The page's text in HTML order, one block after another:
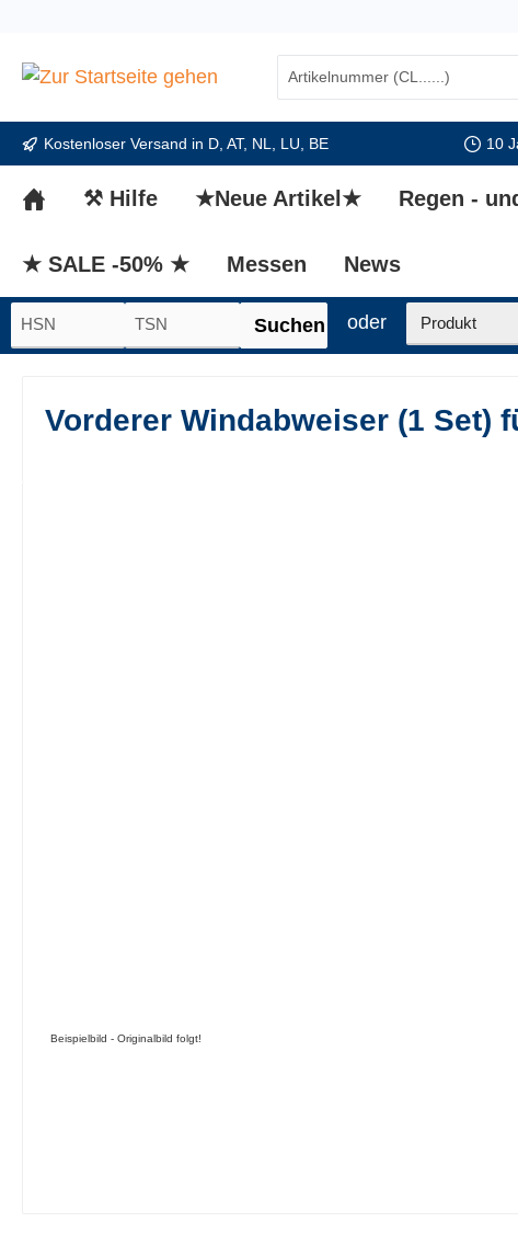
Kostenloser Versand in D, AT, NL, LU, BE 10
⚒ Hilfe ★Neue Artikel★ Regen -
★ SALE -50% ★ Messen News
Suchen oder
Vorderer Windabweiser (1 Set)
Beispielbild - Originalbild folgt!